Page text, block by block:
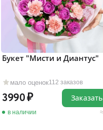
мало оценок112 заказов
Букет "Мисти и Диантус"
3990
в наличии
Заказать